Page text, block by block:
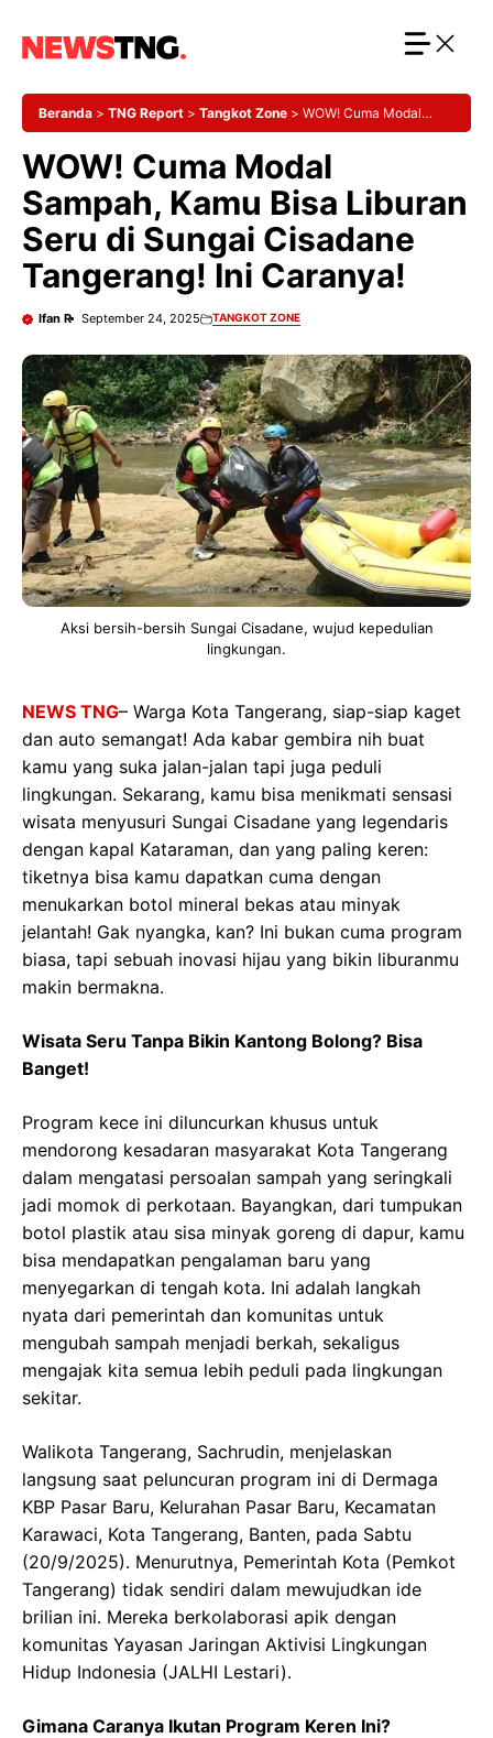
Beranda > TNG Report > Tangkot Zone > WOW! Cuma Modal
Caranya!
WOW! Cuma Modal
Sampah, Kamu Bisa Liburan
Seru di Sungai Cisadane
Tangerang! Ini Caranya!
Ifan R September 24, 2025 TANGKOT ZONE
Aksi bersih-bersih Sungai Cisadane, wujud kepedulian
lingkungan.
NEWS TNG– Warga Kota Tangerang, siap-siap kaget
dan auto semangat! Ada kabar gembira nih buat
kamu yang suka jalan-jalan tapi juga peduli
lingkungan. Sekarang, kamu bisa menikmati sensasi
wisata menyusuri Sungai Cisadane yang legendaris
dengan kapal Kataraman, dan yang paling keren:
tiketnya bisa kamu dapatkan cuma dengan
menukarkan botol mineral bekas atau minyak
jelantah! Gak nyangka, kan? Ini bukan cuma program
biasa, tapi sebuah inovasi hijau yang bikin liburanmu
makin bermakna.
Wisata Seru Tanpa Bikin Kantong Bolong? Bisa
Banget!
Program kece ini diluncurkan khusus untuk
mendorong kesadaran masyarakat Kota Tangerang
dalam mengatasi persoalan sampah yang seringkali
jadi momok di perkotaan. Bayangkan, dari tumpukan
botol plastik atau sisa minyak goreng di dapur, kamu
bisa mendapatkan pengalaman baru yang
menyegarkan di tengah kota. Ini adalah langkah
nyata dari pemerintah dan komunitas untuk
mengubah sampah menjadi berkah, sekaligus
mengajak kita semua lebih peduli pada lingkungan
sekitar.
Walikota Tangerang, Sachrudin, menjelaskan
langsung saat peluncuran program ini di Dermaga
KBP Pasar Baru, Kelurahan Pasar Baru, Kecamatan
Karawaci, Kota Tangerang, Banten, pada Sabtu
(20/9/2025). Menurutnya, Pemerintah Kota (Pemkot
Tangerang) tidak sendiri dalam mewujudkan ide
brilian ini. Mereka berkolaborasi apik dengan
komunitas Yayasan Jaringan Aktivisi Lingkungan
Hidup Indonesia (JALHI Lestari).
Gimana Caranya Ikutan Program Keren Ini?